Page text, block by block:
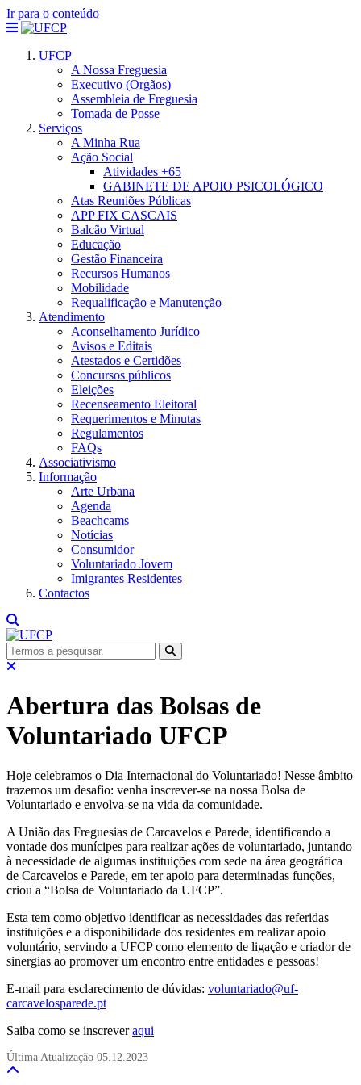
Ir para o conteúdo
UFCP
A Nossa Freguesia
Executivo (Orgãos)
Assembleia de Freguesia
Tomada de Posse
Serviços
A Minha Rua
Ação Social
Atividades +65
GABINETE DE APOIO PSICOLÓGICO
Atas Reuniões Públicas
APP FIX CASCAIS
Balcão Virtual
Educação
Gestão Financeira
Recursos Humanos
Mobilidade
Requalificação e Manutenção
Atendimento
Aconselhamento Jurídico
Avisos e Editais
Atestados e Certidões
Concursos públicos
Eleições
Recenseamento Eleitoral
Requerimentos e Minutas
Regulamentos
FAQs
Associativismo
Informação
Arte Urbana
Agenda
Beachcams
Notícias
Consumidor
Voluntariado Jovem
Imigrantes Residentes
Contactos
Abertura das Bolsas de
Voluntariado UFCP
Hoje celebramos o Dia Internacional do Voluntariado! Nesse âmbito
trazemos um desafio: venha inscrever-se na nossa Bolsa de
Voluntariado e envolva-se na vida da comunidade.
A União das Freguesias de Carcavelos e Parede, identificando a
vontade dos munícipes para realizar ações de voluntariado, juntando
à necessidade de algumas instituições com sede na área geográfica
de Carcavelos e Parede, em ter apoio para determinadas funções,
criou a “Bolsa de Voluntariado da UFCP”.
Esta tem como objetivo identificar as necessidades das referidas
instituições e a disponibilidade dos residentes em realizar apoio
voluntário, servindo a UFCP como elemento de ligação e criador de
sinergias ao promover um encontro entre entidades e pessoas!
E-mail para esclarecimento de dúvidas: voluntariado@uf-
carcavelosparede.pt
Saiba como se inscreveraqui
Última Atualização 05.12.2023